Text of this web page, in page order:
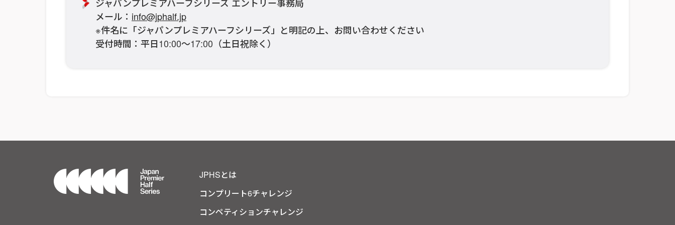
メール： info@jphalf.jp
※件名に「ジャパンプレミアハーフシリーズ」と明記の上、お問い合わせください
受付時間：平日10:00〜17:00（土日祝除く）
JPHSとは
コンプリート6チャレンジ
コンペティションチャレンジ